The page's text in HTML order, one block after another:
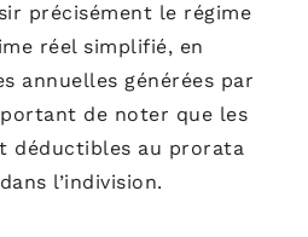
précisément le régime
réel simplifié, en
annuelles générées par
de noter que les
déductibles au prorata
l’indivision.